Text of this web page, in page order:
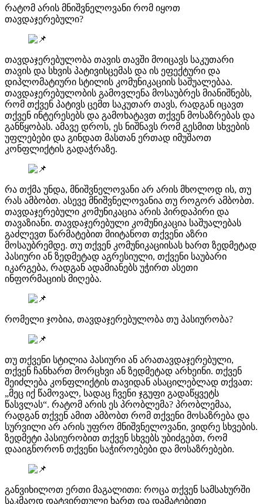
რატომ არის მნიშვნელოვანი რომ იყოთ
თავდაჯერებული?
თავდაჯერებულობა თავის თავში მოიცავს საკუთარი
თავის და სხვის პატივისცემას და ის ეფექტური და
დიპლომატიური სტილის კომუნიკაციის საშუალებაა.
თავდაჯერებულობის გამოვლენა მოსაუბრეს მიანიშნებს,
რომ თქვენ პატივს ცემთ საკუთარ თავს, რადგან იცავთ
თქვენ ინტერესებს და გამოხატავთ თქვენ მოსაზრებას და
განწყობას. ამავე დროს, ეს ნიშნავს რომ გესმით სხვების
უფლებები და გინდათ მასთან ერთად იმუშაოთ
კონფლიქტის გადაჭრაზე.
რა თქმა უნდა, მნიშვნელოვანი არ არის მხოლოდ ის, თუ
რას ამბობთ. ასევე მნიშვნელოვანია თუ როგორ ამბობთ.
თავდაჯერებული კომუნიკაცია არის პირდაპირი და
თავაზიანი. თავდაჯერებული კომუნიკაცია საშუალებას
გაძლევთ წარმატებით მიიტანოთ თქვენი აზრი
მოსაუბრემდე. თუ თქვენ კომუნიკაციისას ხართ ზედმეტად
პასიური ან ზედმეტად აგრესიული, თქვენი საუბარი
იკარგება, რადგან ადამიანებს უჭირთ ასეთი
ინფორმაციის მიღება.
რომელი ჯობია, თავდაჯერებულობა თუ პასიურობა?
თუ თქვენი სტილია პასიური ან არათავდაჯერებული,
თქვენ ჩანხართ მორცხვი ან ზედმეტად არხეინი. თქვენ
შეიძლება კონფლიქტის თავიდან ასაცილებლად თქვათ:
„მეც იქ წამოვალ, სადაც ჩვენი ჯგუფი გადაწყვეტს
წასვლას“. რატომ არის ეს პრობლემა? პრობლემაა,
რადგან თქვენ ამით ამბობთ რომ თქვენი მოსაზრება და
სურვილი არ არის უფრო მნიშვნელოვანი, ვიდრე სხვების.
ზედმეტი პასიურობით თქვენ სხვებს უბიძგებთ, რომ
დააიგნორონ თქვენი საჭიროებები და მოსაზრებები.
განვიხილოთ ერთი მაგალითი: როცა თქვენ სამსახურში
საკმაოდ დატვირთული ხართ და დამატებითი